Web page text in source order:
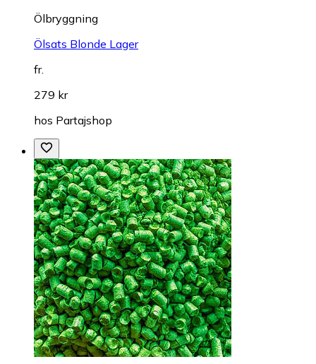
Ölbryggning
Ölsats Blonde Lager
fr.
279 kr
hos Partajshop